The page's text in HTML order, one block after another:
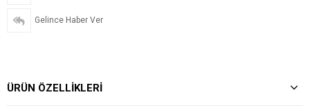
Gelince Haber Ver
ÜRÜN ÖZELLIKLERI